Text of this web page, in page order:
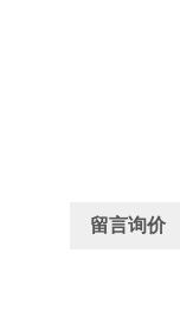
留言询价